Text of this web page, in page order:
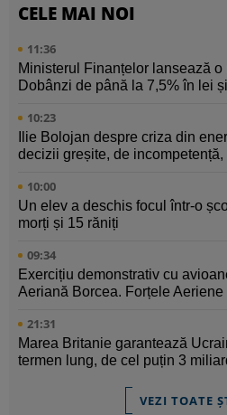
CELE MAI NOI
11:36
Ministerul Finanțelor lansează
Dobânzi de până la 7,5% în lei
10:23
Ilie Bolojan despre criza din
decizii greșite, de incompetență,
10:00
Un elev a deschis focul într-o
morți și 15 răniți
09:34
Exercițiu demonstrativ cu
Aeriană Borcea. Forțele
21:31
Marea Britanie garantează
termen lung, de cel puțin 3
VEZI TOATE